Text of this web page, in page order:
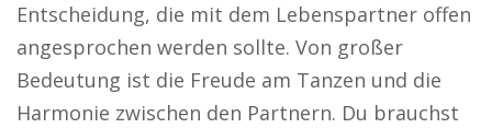
Entscheidung, die mit dem Lebenspartner offen
angesprochen werden sollte. Von großer
Bedeutung ist die Freude am Tanzen und die
Harmonie zwischen den Partnern. Du brauchst